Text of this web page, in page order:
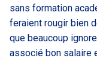
sans formation
feraient rougir bien
que beaucoup
associé bon salaire